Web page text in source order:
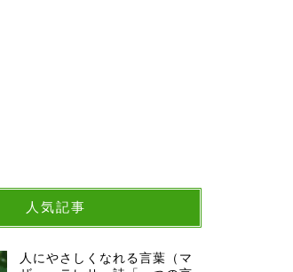
人気記事
人にやさしくなれる言葉（マ